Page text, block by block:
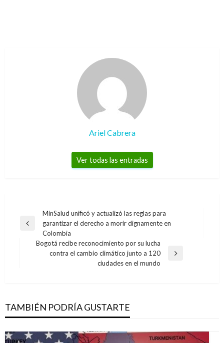
Ariel Cabrera
Ver todas las entradas
Navegación
de
entradas
Entrada
MinSalud unificó y actualizó las reglas para
garantizar el derecho a morir dignamente en
Colombia
Entrada
Bogotá recibe reconocimiento por su lucha
contra el cambio climático junto a 120
ciudades en el mundo
TAMBIÉN PODRÍA GUSTARTE